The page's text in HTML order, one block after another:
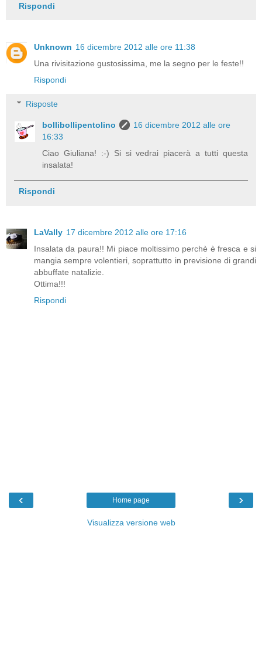
Rispondi
Unknown 16 dicembre 2012 alle ore 11:38
Una rivisitazione gustosissima, me la segno per le feste!!
Rispondi
Risposte
bollibollipentolino
16 dicembre 2012 alle ore
16:33
Ciao Giuliana! :-) Si si vedrai piacerà a tutti questa
insalata!
Rispondi
LaVally 17 dicembre 2012 alle ore 17:16
Insalata da paura!! Mi piace moltissimo perchè è fresca e si
mangia sempre volentieri, soprattutto in previsione di grandi
abbuffate natalizie.
Ottima!!!
Rispondi
‹ ›
Home page
Visualizza versione web